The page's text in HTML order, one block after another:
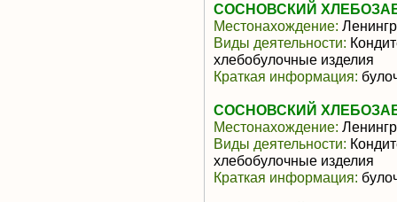
СОСНОВСКИЙ
Местонахождение:
Виды деятельности:
хлебобулочные изделия
Краткая информация:
СОСНОВСКИЙ
Местонахождение:
Виды деятельности:
хлебобулочные изделия
Краткая информация: